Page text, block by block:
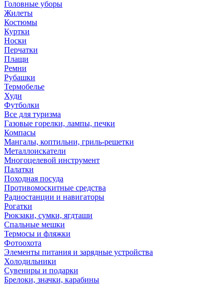
Головные уборы
Жилеты
Костюмы
Куртки
Носки
Перчатки
Плащи
Ремни
Рубашки
Термобелье
Худи
Футболки
Все для туризма
Газовые горелки, лампы, печки
Компасы
Мангалы, коптильни, гриль-решетки
Металлоискатели
Многоцелевой инструмент
Палатки
Походная посуда
Противомоскитные средства
Радиостанции и навигаторы
Рогатки
Рюкзаки, сумки, ягдташи
Спальные мешки
Термосы и фляжки
Фотоохота
Элементы питания и зарядные устройства
Холодильники
Сувениры и подарки
Брелоки, значки, карабины